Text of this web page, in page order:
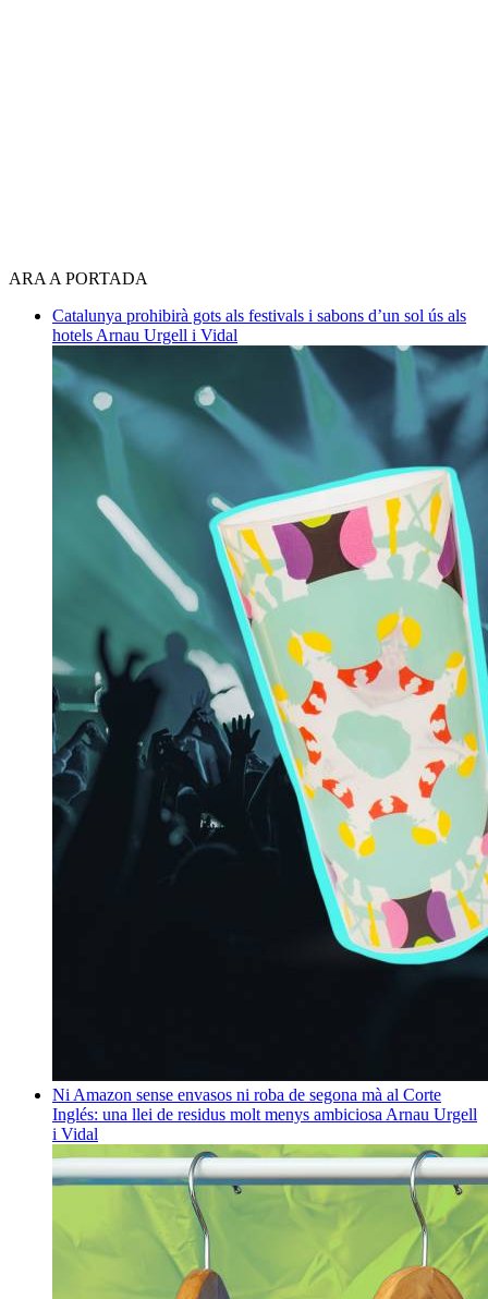
ARA A PORTADA
Catalunya prohibirà gots als festivals i sabons d’un sol ús als
hotels Arnau Urgell i Vidal
Ni Amazon sense envasos ni roba de segona mà al Corte
Inglés: una llei de residus molt menys ambiciosa Arnau Urgell
i Vidal